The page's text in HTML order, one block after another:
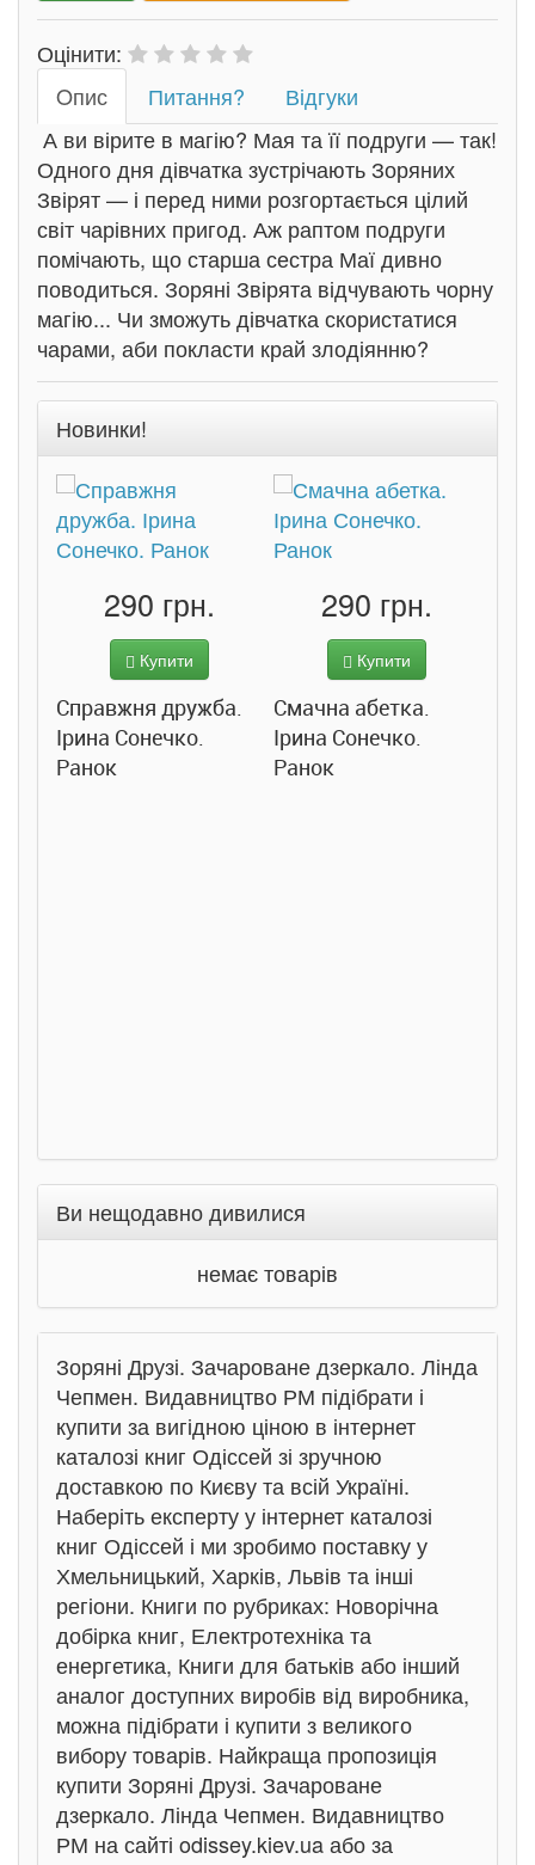
Оцінити:
Oпис
Питання?
Відгуки
А ви вірите в магію? Мая та її подруги — так!
Одного дня дівчатка зустрічають Зоряних
Звірят — і перед ними розгортається цілий
світ чарівних пригод. Аж раптом подруги
помічають, що старша сестра Маї дивно
поводиться. Зоряні Звірята відчувають чорну
магію... Чи зможуть дівчатка скористатися
чарами, аби покласти край злодіянню?
Новинки!
290 грн.
Купити
Справжня дружба.
Ірина Сонечко.
Ранок
290 грн.
Купити
Смачна абетка.
Ірина Сонечко.
Ранок
Ви нещодавно дивилися
немає товарів
Зоряні Друзі. Зачароване дзеркало. Лінда
Чепмен. Видавництво РМ підібрати і
купити за вигідною ціною в інтернет
каталозі книг Одіссей зі зручною
доставкою по Києву та всій Україні.
Наберіть експерту у інтернет каталозі
книг Одіссей і ми зробимо поставку у
Хмельницький, Харків, Львів та інші
регіони. Книги по рубриках: Новорічна
добірка книг, Електротехніка та
енергетика, Книги для батьків або інший
аналог доступних виробів від виробника,
можна підібрати і купити з великого
вибору товарів. Найкраща пропозиція
купити Зоряні Друзі. Зачароване
дзеркало. Лінда Чепмен. Видавництво
РМ на сайті odissey.kiev.ua або за